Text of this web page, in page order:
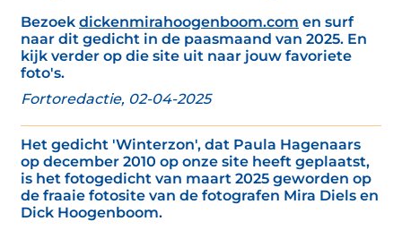
Bezoek dickenmirahoogenboom.com en surf
naar dit gedicht in de paasmaand van 2025. En
kijk verder op die site uit naar jouw favoriete
foto's.
Fortoredactie, 02-04-2025
Het gedicht 'Winterzon', dat Paula Hagenaars
op december 2010 op onze site heeft geplaatst,
is het fotogedicht van maart 2025 geworden op
de fraaie fotosite van de fotografen Mira Diels en
Dick Hoogenboom.